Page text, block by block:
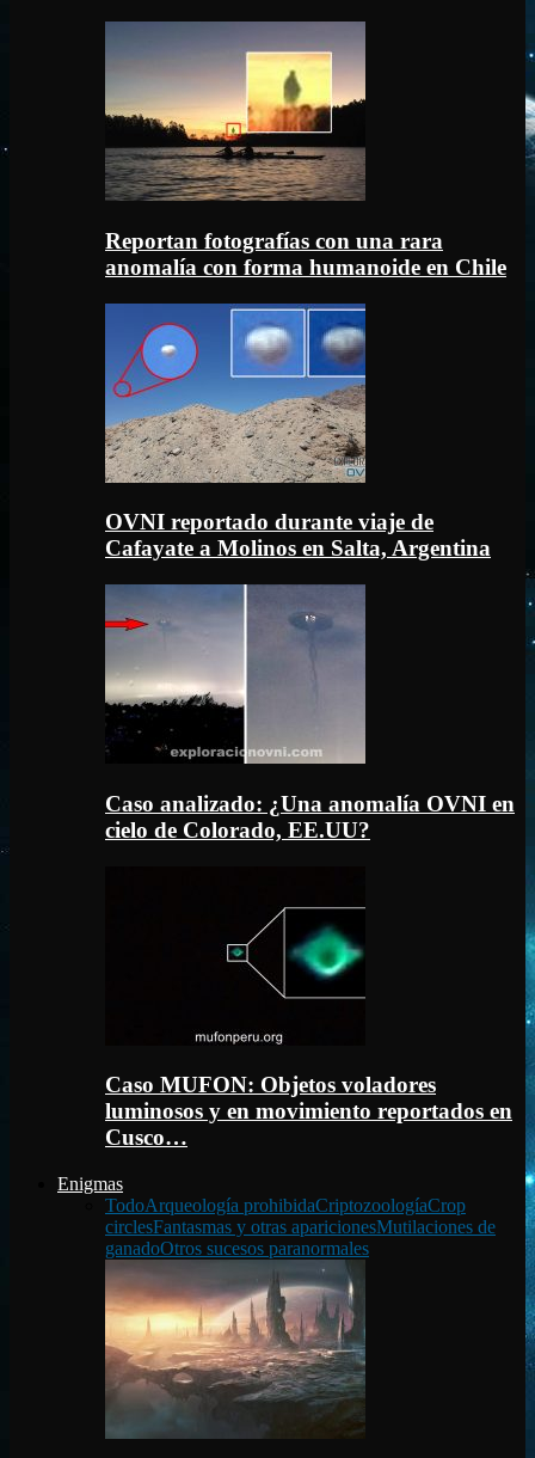
Reportan fotografías con una rara
anomalía con forma humanoide en Chile
OVNI reportado durante viaje de
Cafayate a Molinos en Salta, Argentina
Caso analizado: ¿Una anomalía OVNI en
cielo de Colorado, EE.UU?
Caso MUFON: Objetos voladores
luminosos y en movimiento reportados en
Cusco…
Enigmas
TodoArqueología prohibidaCriptozoologíaCrop
circlesFantasmas y otras aparicionesMutilaciones de
ganadoOtros sucesos paranormales